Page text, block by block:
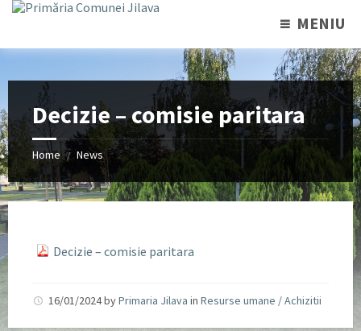
MENIU
Decizie – comisie paritara
Home / News
Decizie – comisie paritara
16/01/2024byPrimaria Jilava in Resurse umane / Achizitii